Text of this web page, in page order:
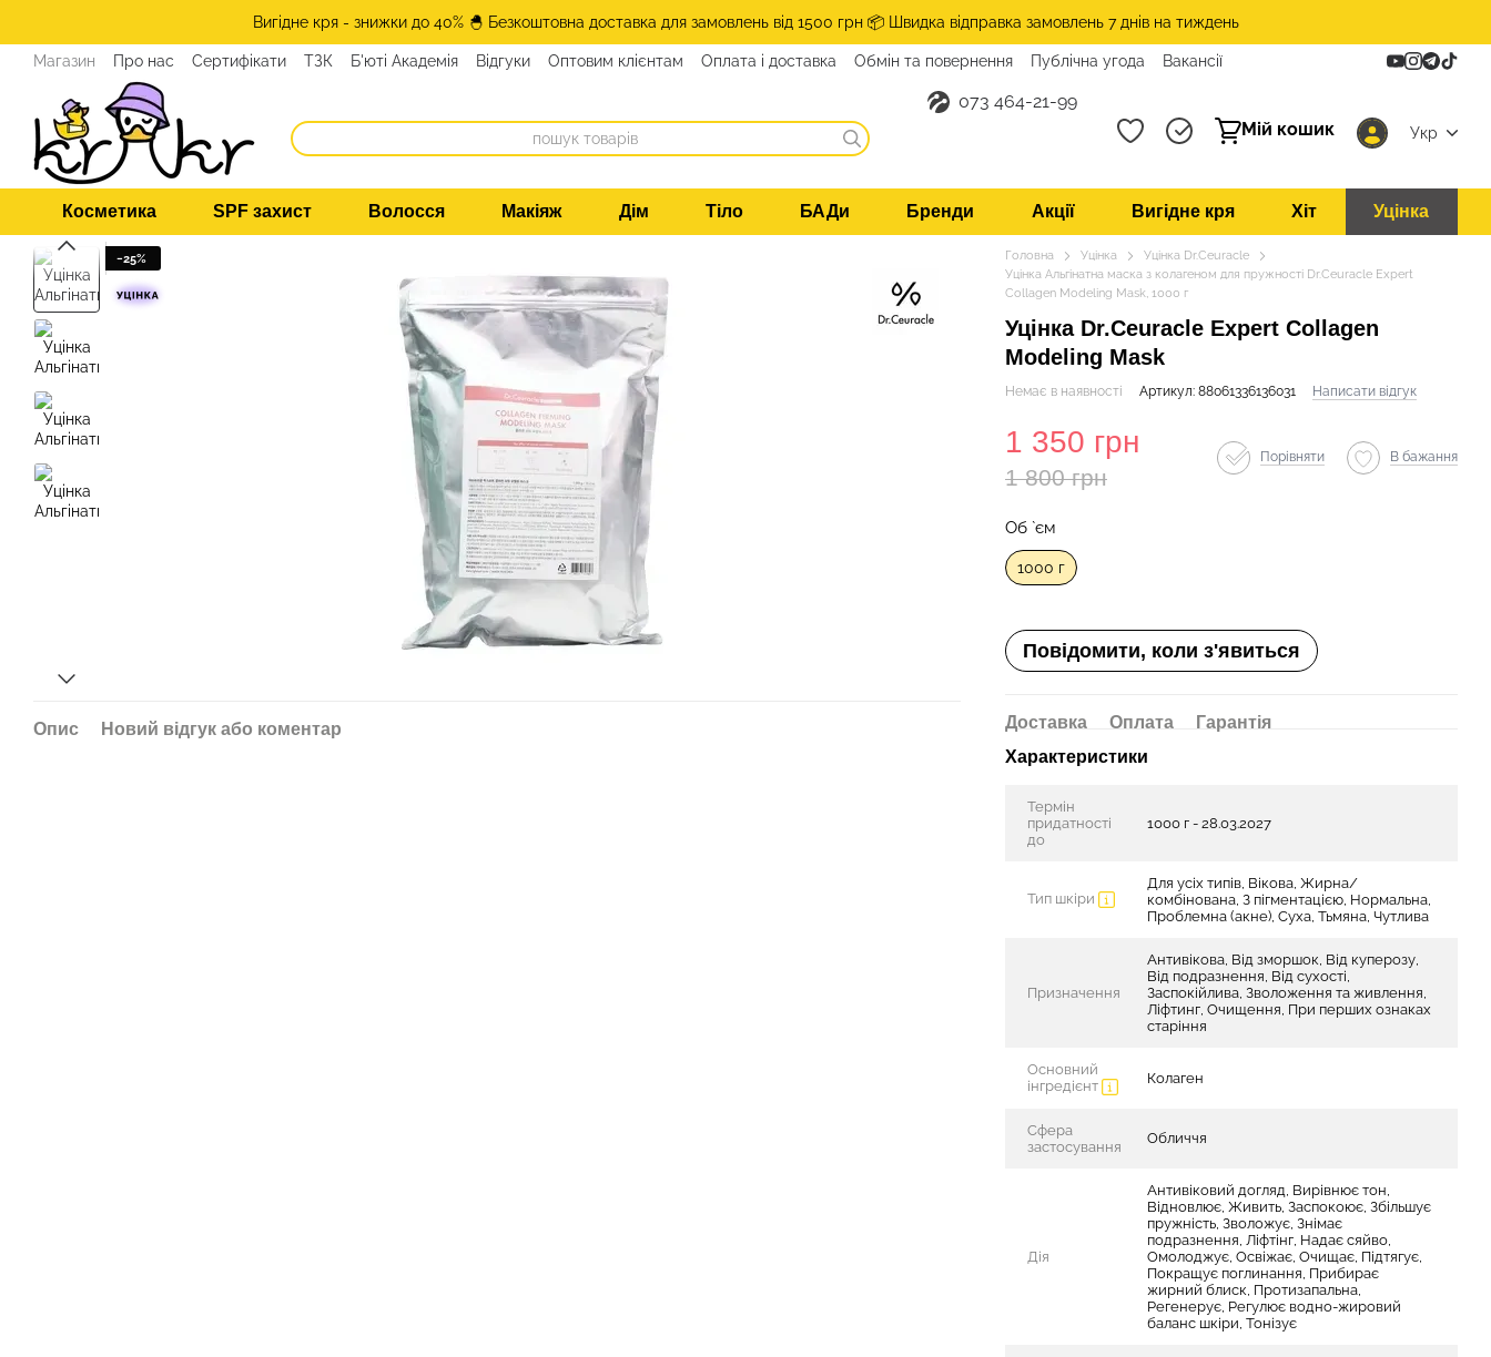
Перейти до основного контентуВигідне кря - знижки до 40% 🐣 Безкоштовна доставка для замовлень від 1500 грн 📦 Швидка відправка замовлень 7 днів на тиждень
Магазин Про нас Сертифікати ТЗК Б'юті Академія Відгуки Оптовим клієнтам Оплата і доставка Обмін та повернення Публічна угода
Вакансії
Програма лояльності
073 464-21-99
Мій кошик
Укр
Косметика SPF захист Волосся Макіяж Дім Тіло БАДи Бренди Акції Вигідне кря Хіт Уцінка
−25%
Опис Новий відгук або коментар
Головна Уцінка
Уцінка Dr.Ceuracle
Уцінка Альгінатна маска з колагеном для пружності Dr.Ceuracle Expert
Collagen Modeling Mask, 1000 г
Уцінка Dr.Ceuracle Expert Collagen
Modeling Mask
Немає в наявності Артикул: 88061336136031 Написати відгук
1 350 грн
1 800 грн
Порівняти В бажання
Об `єм
1000 г
Повідомити, коли з'явиться
Доставка Оплата
Гарантія
Характеристики
Термін
придатності
до
1000 г - 28.03.2027
Тип шкіри
Для усіх типів, Вікова, Жирна/
комбінована, З пігментацією, Нормальна,
Проблемна (акне), Суха, Тьмяна, Чутлива
Призначення
Антивікова, Від зморшок, Від куперозу,
Від подразнення, Від сухості,
Заспокійлива, Зволоження та живлення,
Ліфтинг, Очищення, При перших ознаках
старіння
Основний
інгредієнт
Колаген
Сфера
застосування
Обличчя
Дія
Антивіковий догляд, Вирівнює тон,
Відновлює, Живить, Заспокоює, Збільшує
пружність, Зволожує, Знімає
подразнення, Ліфтінг, Надає сяйво,
Омолоджує, Освіжає, Очищає, Підтягує,
Покращує поглинання, Прибирає
жирний блиск, Протизапальна,
Регенерує, Регулює водно-жировий
баланс шкіри, Тонізує